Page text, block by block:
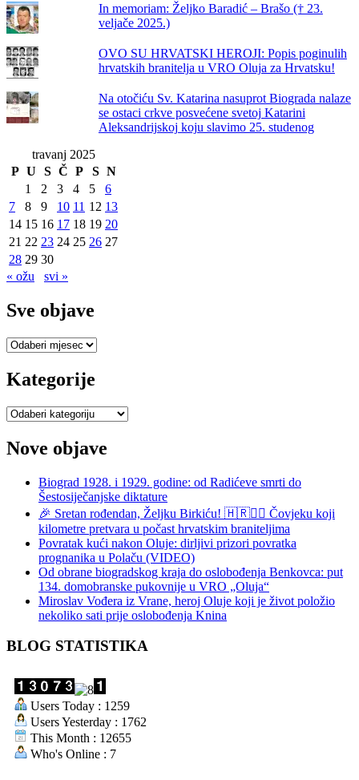
In memoriam: Željko Baradić – Brašo († 23.
veljače 2025.)
OVO SU HRVATSKI HEROJI: Popis poginulih
hrvatskih branitelja u VRO Oluja za Hrvatsku!
Na otočiću Sv. Katarina nasuprot Biograda nalaze
se ostaci crkve posvećene svetoj Katarini
Aleksandrijskoj koju slavimo 25. studenog
travanj 2025
P U S Č P S N
1
2 3 4 5
6
7
8 9 10 11 12 13
14 15 16 17 18 19 20
21 22 23 24 25 26 27
28 29 30
« ožu
svi »
Sve objave
Sve
Kategorije
Kategorije
Nove objave
Biograd 1928. i 1929. godine: od Radićeve smrti do
Šestosiječanjske diktature
🎉 Sretan rođendan, Željku Birkiću! 🇭🇷🏃‍♂️ Čovjeku koji
kilometre pretvara u počast hrvatskim braniteljima
Povratak kući nakon Oluje: dirljivi prizori povratka
prognanika u Polaču (VIDEO)
Od obrane biogradskog kraja do oslobođenja Benkovca: put
134. domobranske pukovnije u VRO „Oluja“
Miroslav Vođera iz Vrane, heroj Oluje koji je život položio
nekoliko sati prije oslobođenja Knina
BLOG STATISTIKA
Users Today : 1259
Users Yesterday : 1762
This Month : 12655
Who's Online : 7